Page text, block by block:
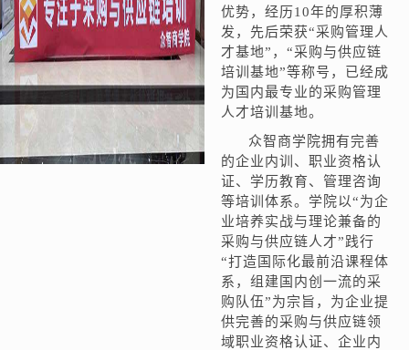
优势，经历10年的厚积薄
发，先后荣获“采购管理人
才基地”，“采购与供应链
培训基地”等称号，已经成
为国内最专业的采购管理
人才培训基地。
众智商学院拥有完善
的企业内训、职业资格认
证、学历教育、管理咨询
等培训体系。学院以“为企
业培养实战与理论兼备的
采购与供应链人才”践行
“打造国际化最前沿课程体
系，组建国内创一流的采
购队伍”为宗旨，为企业提
供完善的采购与供应链领
域职业资格认证、企业内